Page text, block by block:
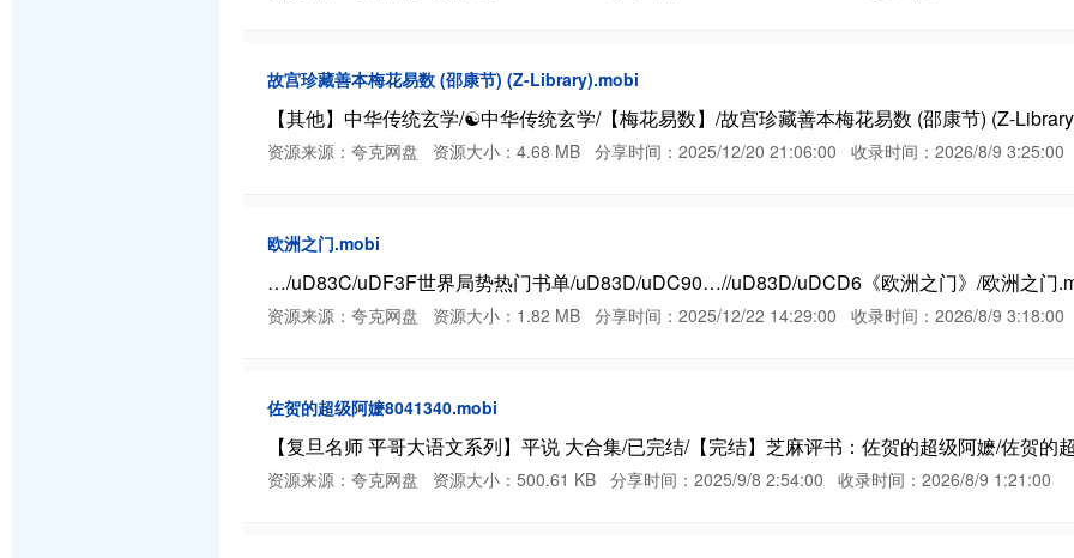
故宫珍藏善本梅花易数 (邵康节) (Z-Library).mobi
【其他】中华传统玄学/☯️中华传统玄学/【梅花易数】/故宫珍藏善本梅花易数 (邵康节) (Z-
资源来源：夸克网盘 资源大小：4.68 MB 分享时间：2025/12/20 21:06:00 收录时间：2026/8/9 3:25:00
欧洲之门.mobi
…/uD83C/uDF3F世界局势热门书单/uD83D/uDC90…//uD83D/uDCD6《欧洲之门》/欧洲之门
资源来源：夸克网盘 资源大小：1.82 MB 分享时间：2025/12/22 14:29:00 收录时间：2026/8/9 3:18:00
佐贺的超级阿嬷8041340.mobi
【复旦名师 平哥大语文系列】平说 大合集/已完结/【完结】芝麻评书：佐贺的超级阿嬷/佐贺
资源来源：夸克网盘 资源大小：500.61 KB 分享时间：2025/9/8 2:54:00 收录时间：2026/8/9 1:21:00